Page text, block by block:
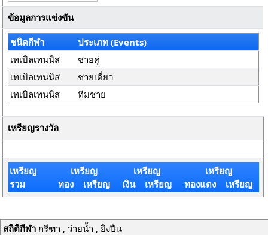
ข้อมูลการแข่งขัน
ชนิดกีฬา
ประเภท (Events)
เทเบิลเทนนิส
ชายคู่
เทเบิลเทนนิส
ชายเดี่ยว
เทเบิลเทนนิส
ทีมชาย
เหรียญรางวัล
เหรียญ
รวม
เหรียญ
ทอง เหรียญ
เหรียญ
เงิน เหรียญ
เหรียญ
ทองแดง เหรียญ
สถิติกีฬากรีฑา , ว่ายน้ำ , ยิงปืน